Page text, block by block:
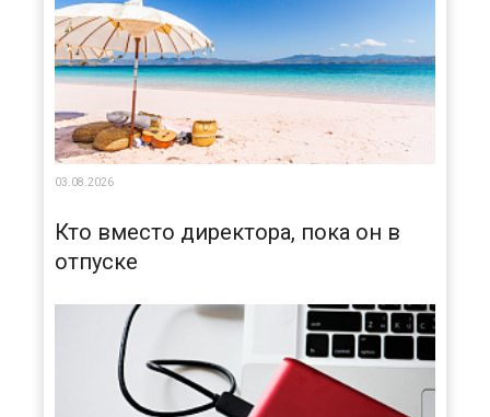
03.08.2026
Кто вместо директора, пока он в
отпуске